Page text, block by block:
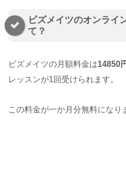
ビズメイツのオンライ
て？
ビズメイツの月額料金は14850
レッスンが1回受けられます。
この料金が一か月分無料になり